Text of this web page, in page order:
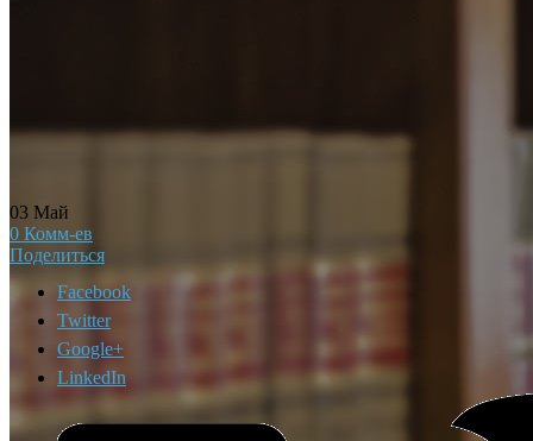
03 Май
0 Комм-ев
Поделиться
Facebook
Twitter
Google+
LinkedIn